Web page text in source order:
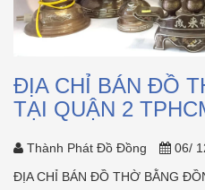
ĐỊA CHỈ BÁN ĐỒ
TẠI QUẬN 2
Thành Phát Đồ Đồng
06/
ĐỊA CHỈ BÁN ĐỒ THỜ BẰNG